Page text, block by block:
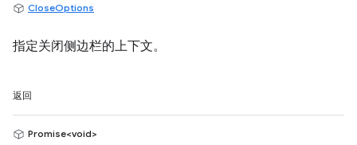
CloseOptions
指定关闭侧边栏的上下文。
返回
Promise<void>